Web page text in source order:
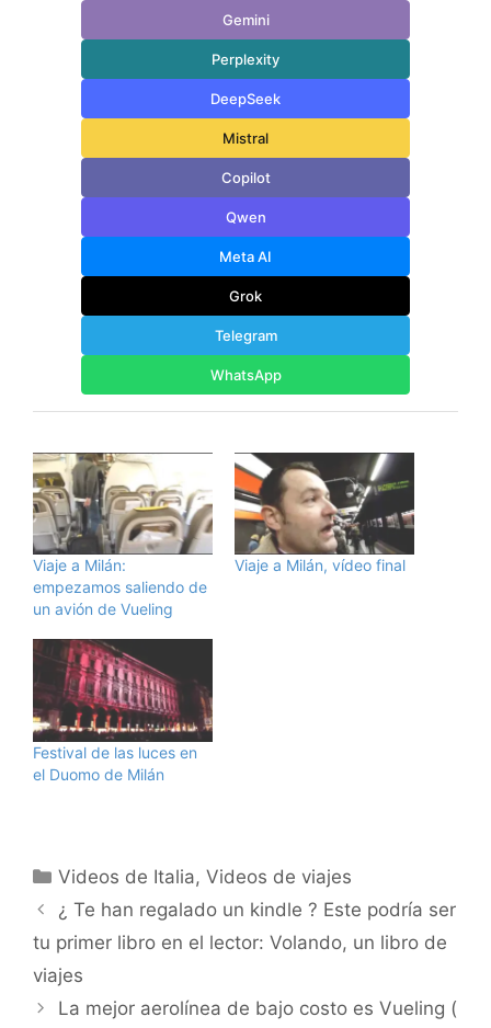
Gemini
Perplexity
DeepSeek
Mistral
Copilot
Qwen
Meta AI
Grok
Telegram
WhatsApp
Viaje a Milán:
empezamos saliendo de
un avión de Vueling
Viaje a Milán, vídeo final
Festival de las luces en
el Duomo de Milán
Categorías
Videos de Italia,Videos de viajes
¿ Te han regalado un kindle ? Este podría ser
tu primer libro en el lector: Volando, un libro de
viajes
La mejor aerolínea de bajo costo es Vueling (